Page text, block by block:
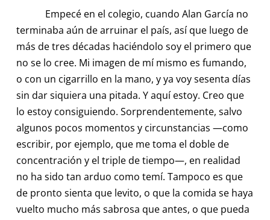
Empecé en el colegio, cuando Alan García no
terminaba aún de arruinar el país, así que luego de
más de tres décadas haciéndolo soy el primero que
no se lo cree. Mi imagen de mí mismo es fumando,
o con un cigarrillo en la mano, y ya voy sesenta días
sin dar siquiera una pitada. Y aquí estoy. Creo que
lo estoy consiguiendo. Sorprendentemente, salvo
algunos pocos momentos y circunstancias —como
escribir, por ejemplo, que me toma el doble de
concentración y el triple de tiempo—, en realidad
no ha sido tan arduo como temí. Tampoco es que
de pronto sienta que levito, o que la comida se haya
vuelto mucho más sabrosa que antes, o que pueda